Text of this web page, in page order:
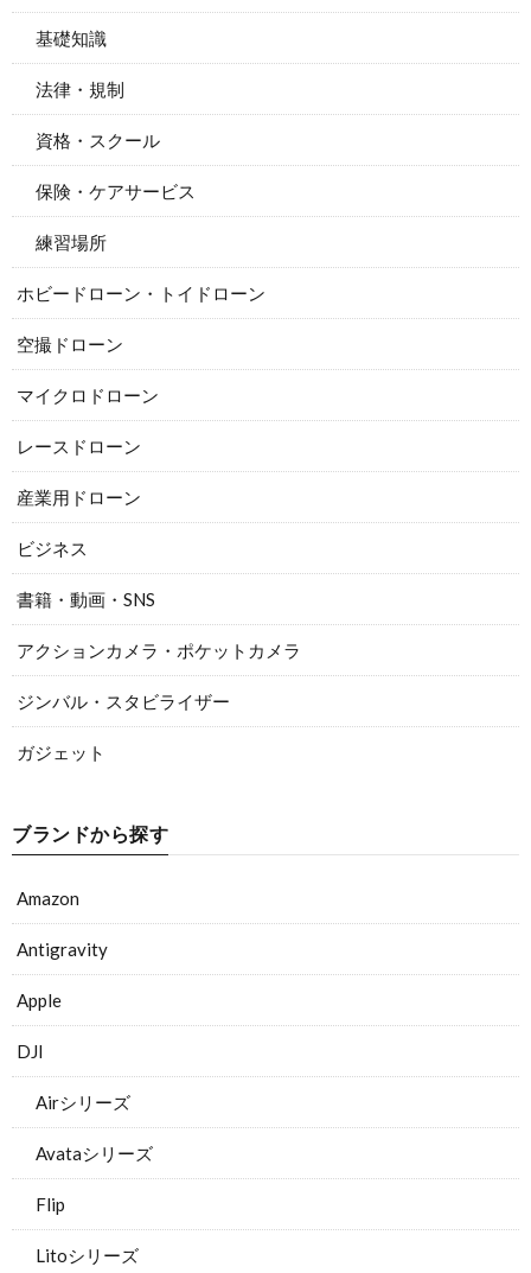
基礎知識
法律・規制
資格・スクール
保険・ケアサービス
練習場所
ホビードローン・トイドローン
空撮ドローン
マイクロドローン
レースドローン
産業用ドローン
ビジネス
書籍・動画・SNS
アクションカメラ・ポケットカメラ
ジンバル・スタビライザー
ガジェット
ブランドから探す
Amazon
Antigravity
Apple
DJI
Airシリーズ
Avataシリーズ
Flip
Litoシリーズ